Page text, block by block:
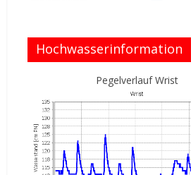
Hochwasserinformation
Pegelverlauf Wrist